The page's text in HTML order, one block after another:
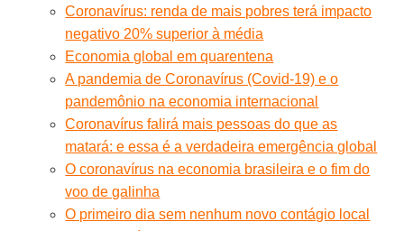
Coronavírus: renda de mais pobres terá impacto
negativo 20% superior à média
Economia global em quarentena
A pandemia de Coronavírus (Covid-19) e o
pandemônio na economia internacional
Coronavírus falirá mais pessoas do que as
matará: e essa é a verdadeira emergência global
O coronavírus na economia brasileira e o fim do
voo de galinha
O primeiro dia sem nenhum novo contágio local